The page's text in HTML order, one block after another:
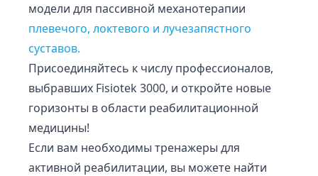
модели для пассивной механотерапии
плевечого, локтевого и лучезапястного
суставов.
Присоединяйтесь к числу профессионалов,
выбравших Fisiotek 3000, и откройте новые
горизонты в области реабилитационной
медицины!
Если вам необходимы тренажеры для
активной реабилитации, вы можете найти